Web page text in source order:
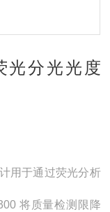
光分光光度
用于通过荧光分析
将质量检测限降